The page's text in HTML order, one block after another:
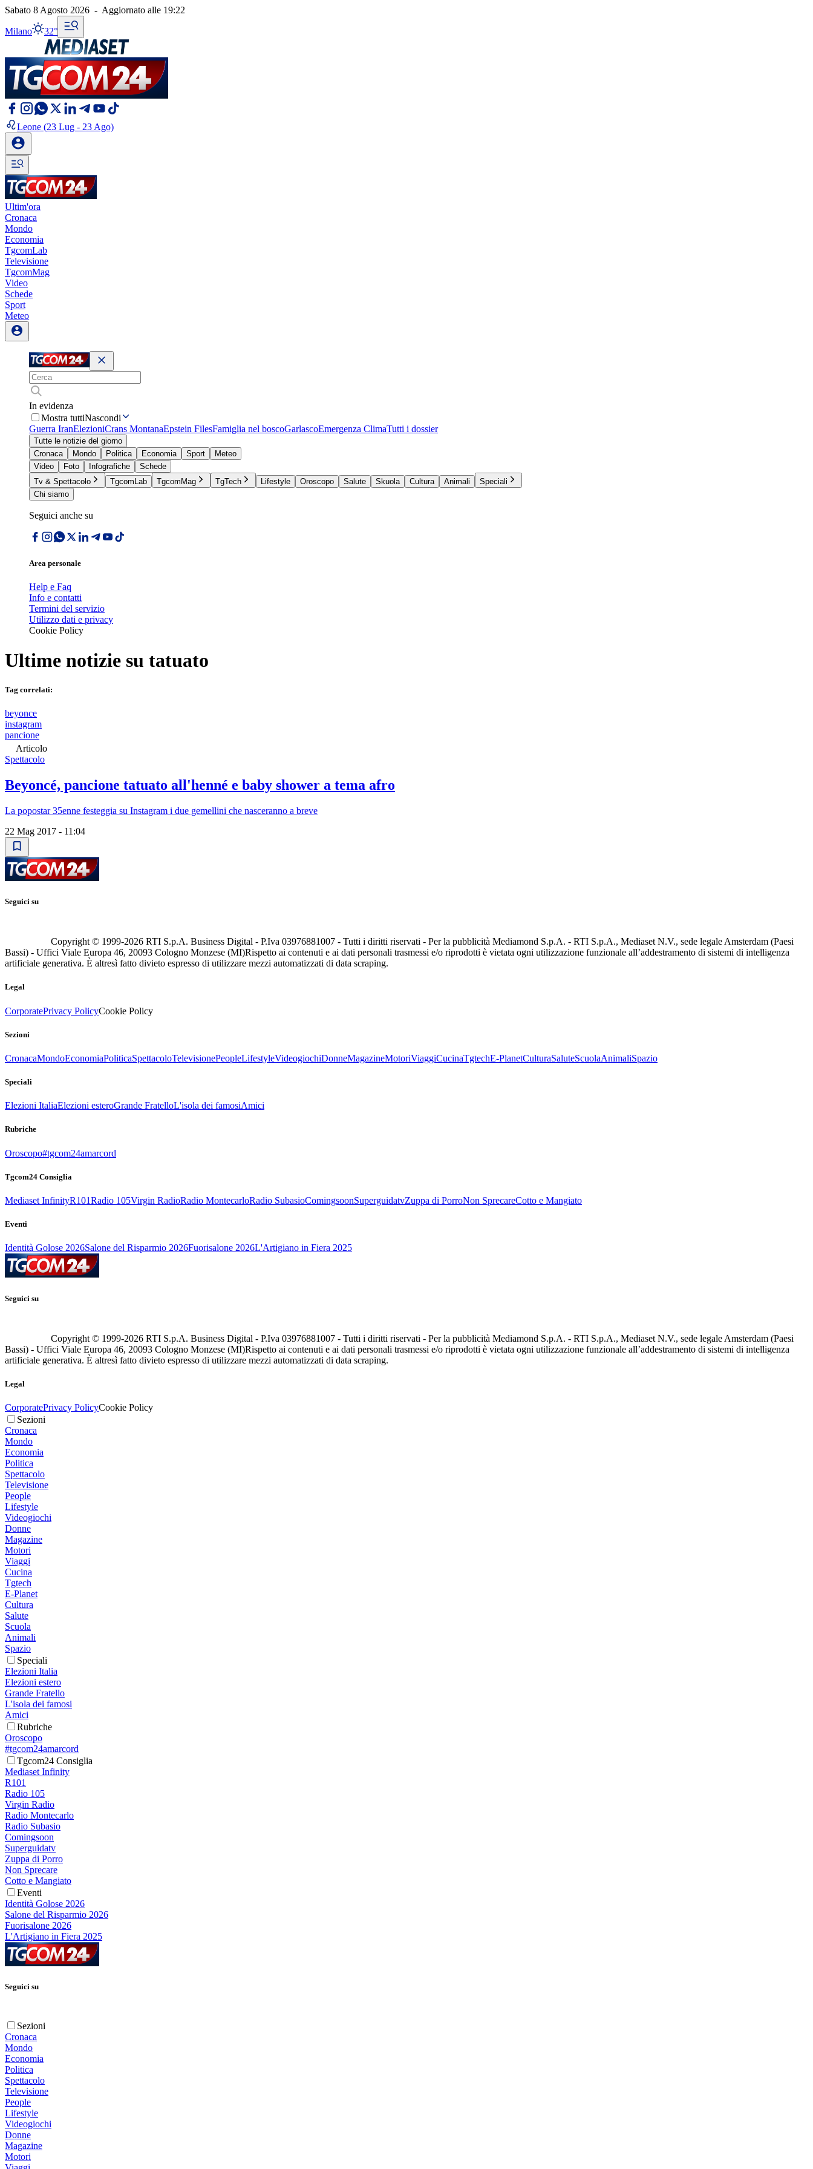
Sabato 8 Agosto 2026 - Aggiornato alle 19:22
Milano 32°
Leone (23 Lug - 23 Ago)
Ultim'ora
Cronaca
Mondo
Economia
TgcomLab
Televisione
TgcomMag
Video
Schede
Sport
Meteo
In evidenza
Mostra tuttiNascondi
Guerra IranElezioniCrans MontanaEpstein FilesFamiglia nel boscoGarlascoEmergenza ClimaTutti i dossier
Tutte le notizie del giorno
Cronaca
Mondo Politica Economia Sport
Meteo
Video
Foto Infografiche
Schede
Tv & Spettacolo
TgcomLab TgcomMag TgTech Lifestyle Oroscopo Salute Skuola Cultura Animali
Speciali
Chi siamo
Seguici anche su
Area personale
Help e Faq
Info e contatti
Termini del servizio
Utilizzo dati e privacy
Cookie Policy
Ultime notizie su tatuato
Tag correlati:
beyonce
instagram
pancione
Articolo
Spettacolo
Beyoncé, pancione tatuato all'henné e baby shower a tema afro
La popostar 35enne festeggia su Instagram i due gemellini che nasceranno a breve
22 Mag 2017 - 11:04
Seguici su
Copyright © 1999-2026 RTI S.p.A. Business Digital - P.Iva 03976881007 - Tutti i diritti riservati - Per la pubblicità Mediamond S.p.A. - RTI S.p.A., Mediaset N.V., sede legale Amsterdam (Paesi
Bassi) - Uffici Viale Europa 46, 20093 Cologno Monzese (MI)Rispetto ai contenuti e ai dati personali trasmessi e/o riprodotti è vietata ogni utilizzazione funzionale all’addestramento di sistemi di intelligenza
artificiale generativa. È altresì fatto divieto espresso di utilizzare mezzi automatizzati di data scraping.
Legal
CorporatePrivacy PolicyCookie Policy
Sezioni
CronacaMondoEconomiaPoliticaSpettacoloTelevisionePeopleLifestyleVideogiochiDonneMagazineMotoriViaggiCucinaTgtechE-PlanetCulturaSaluteScuolaAnimaliSpazio
Speciali
Elezioni ItaliaElezioni esteroGrande FratelloL'isola dei famosiAmici
Rubriche
Oroscopo#tgcom24amarcord
Tgcom24 Consiglia
Mediaset InfinityR101Radio 105Virgin RadioRadio MontecarloRadio SubasioComingsoonSuperguidatvZuppa di PorroNon SprecareCotto e Mangiato
Eventi
Identità Golose 2026Salone del Risparmio 2026Fuorisalone 2026L'Artigiano in Fiera 2025
Seguici su
Copyright © 1999-2026 RTI S.p.A. Business Digital - P.Iva 03976881007 - Tutti i diritti riservati - Per la pubblicità Mediamond S.p.A. - RTI S.p.A., Mediaset N.V., sede legale Amsterdam (Paesi
Bassi) - Uffici Viale Europa 46, 20093 Cologno Monzese (MI)Rispetto ai contenuti e ai dati personali trasmessi e/o riprodotti è vietata ogni utilizzazione funzionale all’addestramento di sistemi di intelligenza
artificiale generativa. È altresì fatto divieto espresso di utilizzare mezzi automatizzati di data scraping.
Legal
CorporatePrivacy PolicyCookie Policy
Sezioni
Cronaca
Mondo
Economia
Politica
Spettacolo
Televisione
People
Lifestyle
Videogiochi
Donne
Magazine
Motori
Viaggi
Cucina
Tgtech
E-Planet
Cultura
Salute
Scuola
Animali
Spazio
Speciali
Elezioni Italia
Elezioni estero
Grande Fratello
L'isola dei famosi
Amici
Rubriche
Oroscopo
#tgcom24amarcord
Tgcom24 Consiglia
Mediaset Infinity
R101
Radio 105
Virgin Radio
Radio Montecarlo
Radio Subasio
Comingsoon
Superguidatv
Zuppa di Porro
Non Sprecare
Cotto e Mangiato
Eventi
Identità Golose 2026
Salone del Risparmio 2026
Fuorisalone 2026
L'Artigiano in Fiera 2025
Seguici su
Sezioni
Cronaca
Mondo
Economia
Politica
Spettacolo
Televisione
People
Lifestyle
Videogiochi
Donne
Magazine
Motori